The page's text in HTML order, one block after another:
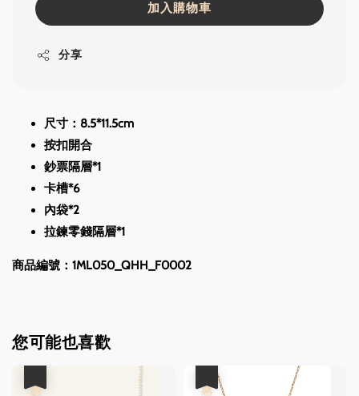
加入購物車
分享
尺寸：8.5*11.5cm
按扣開合
鈔票隔層*1
卡槽*6
內袋*2
拉鍊零錢隔層*1
商品編號：1ML050_QHH_F0002
您可能也喜歡